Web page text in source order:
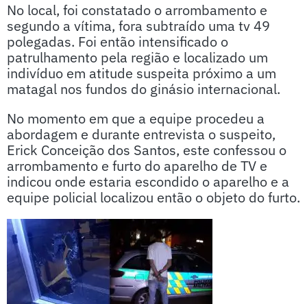
No local, foi constatado o arrombamento e
segundo a vítima, fora subtraído uma tv 49
polegadas. Foi então intensificado o
patrulhamento pela região e localizado um
indivíduo em atitude suspeita próximo a um
matagal nos fundos do ginásio internacional.
No momento em que a equipe procedeu a
abordagem e durante entrevista o suspeito,
Erick Conceição dos Santos, este confessou o
arrombamento e furto do aparelho de TV e
indicou onde estaria escondido o aparelho e a
equipe policial localizou então o objeto do furto.